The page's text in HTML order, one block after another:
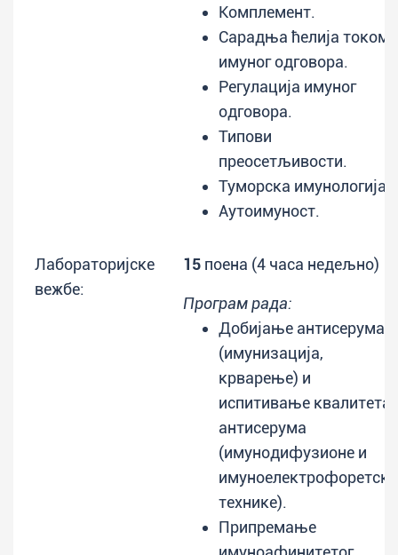
Комплемент.
Сарадња ћелија током
имуног одговора.
Регулација имуног
одговора.
Типови
преосетљивости.
Туморска имунологија.
Аутоимуност.
Лабораторијске
вежбе:
15 поена (4 часа недељно)
Програм рада:
Добијање антисерума
(имунизација,
крварење) и
испитивање квалитета
антисерума
(имунодифузионе и
имуноелектрофоретске
технике).
Припремање